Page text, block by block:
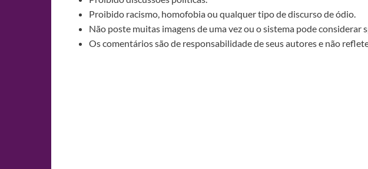
Proibido racismo, homofobia ou qualquer tipo de discurso de ódio.
Não poste muitas imagens de uma vez ou o sistema pode considerar
Os comentários são de responsabilidade de seus autores e não